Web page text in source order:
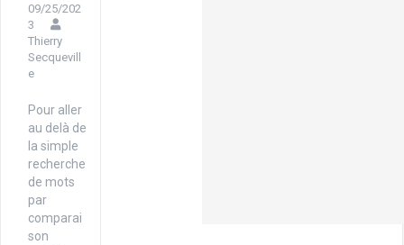
09/25/202
3
Thierry
Secquevill
e
Pour aller
au delà de
la simple
recherche
de mots
par
comparai
son